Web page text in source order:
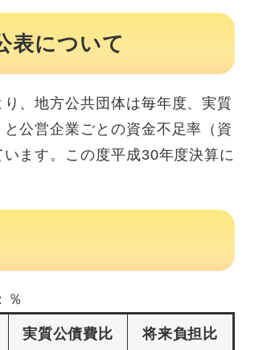
表について
、地方公共団体は毎年度、実質
公営企業ごとの資金不足率（資
ます。この度平成30年度決算に
％
実質公債費比
将来負担比